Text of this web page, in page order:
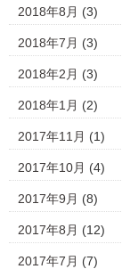
2018年8月 (3)
2018年7月 (3)
2018年2月 (3)
2018年1月 (2)
2017年11月 (1)
2017年10月 (4)
2017年9月 (8)
2017年8月 (12)
2017年7月 (7)